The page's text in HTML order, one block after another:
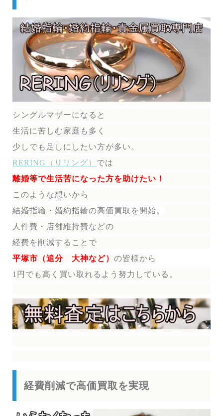
シングルマザーになると
生活に苦しむ家庭も多く
少しでも足しにしたい方が多い。
RERING（リリング） では
離婚等で生活苦になった方を助けたい！
このような想いから
結婚指輪・婚約指輪の高価買取を開始。
人件費・店舗維持費などの
経費を削減することで
平塚市（追分 大神など） の皆様から
1円でも高く買い取れるよう努力している。
経費削減で高価買取を実現